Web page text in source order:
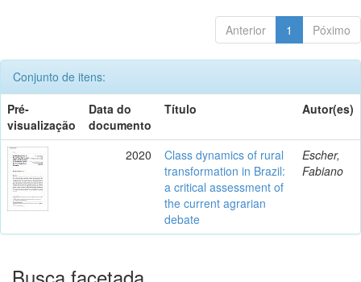
Anterior 1 Póximo
Conjunto de itens:
Pré-
visualização
Data do
documento
Título Autor(es)
2020
Class dynamics of rural
transformation in Brazil:
a critical assessment of
the current agrarian
debate
Escher,
Fabiano